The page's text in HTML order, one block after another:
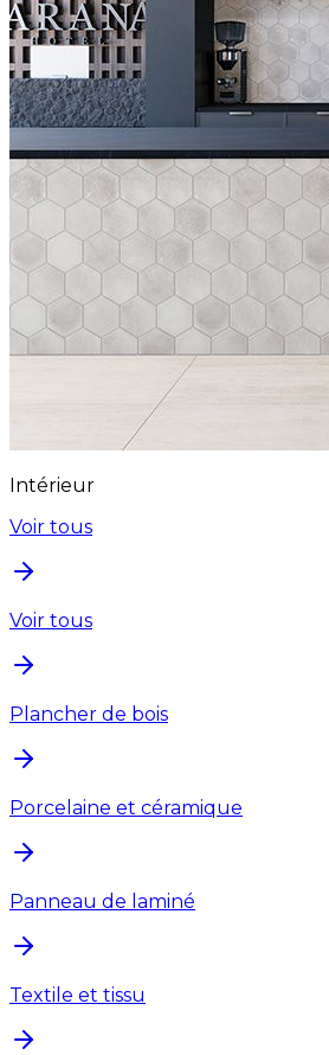
Intérieur
Voir tous
Voir tous
Plancher de bois
Porcelaine et céramique
Panneau de laminé
Textile et tissu